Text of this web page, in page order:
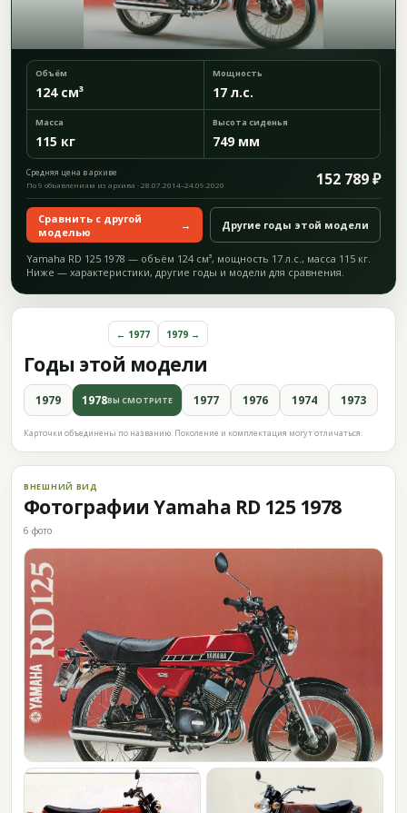
Объём
124 см³
Мощность
17 л.с.
Масса
115 кг
Высота сиденья
749 мм
Средняя цена в архиве 152 789 ₽
По 9 объявлениям из архива · 28.07.2014–24.09.2020
Сравнить с другой
моделью
→ Другие годы этой модели
Yamaha RD 125 1978 — объём 124 см³, мощность 17 л.с., масса 115 кг.
Ниже — характеристики, другие годы и модели для сравнения.
Годы этой модели
← 1977 1979 →
1979 1978ВЫ СМОТРИТЕ 1977 1976 1974 1973
Карточки объединены по названию. Поколение и комплектация могут отличаться.
ВНЕШНИЙ ВИД
Фотографии Yamaha RD 125 1978
6 фото